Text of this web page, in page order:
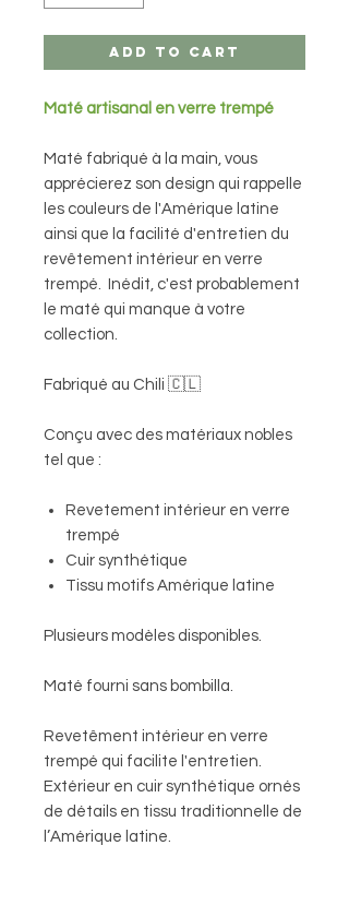
Add to Cart
Maté artisanal en verre trempé
Maté fabriqué à la main, vous
apprécierez son design qui rappelle
les couleurs de l'Amérique latine
ainsi que la facilité d'entretien du
revêtement intérieur en verre
trempé. Inédit, c'est probablement
le maté qui manque à votre
collection.
Fabriqué au Chili 🇨🇱
Conçu avec des matériaux nobles
tel que :
Revetement intérieur en verre
trempé
Cuir synthétique
Tissu motifs Amérique latine
Plusieurs modèles disponibles.
Maté fourni sans bombilla.
Revetêment intérieur en verre
trempé qui facilite l'entretien.
Extérieur en cuir synthétique ornés
de détails en tissu traditionnelle de
l’Amérique latine.